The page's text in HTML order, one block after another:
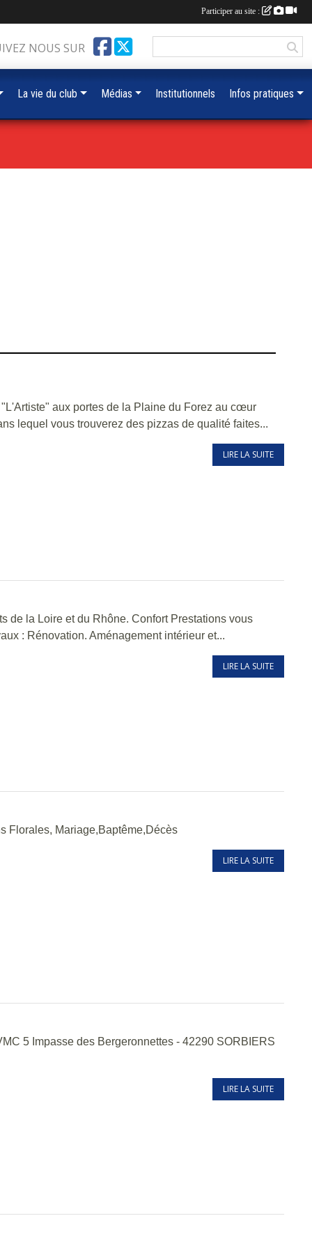
aux portes de la Plaine du Forez au cœur
lequel vous trouverez des pizzas de qualité faites...
LIRE LA SUITE
de la Loire et du Rhône. Confort Prestations vous
: Rénovation. Aménagement intérieur et...
LIRE LA SUITE
Florales, Mariage,Baptême,Décès
LIRE LA SUITE
5 Impasse des Bergeronnettes - 42290 SORBIERS
LIRE LA SUITE
NOUS SUR
La vie du club Médias Institutionnels Infos pratiques
Participer au site :